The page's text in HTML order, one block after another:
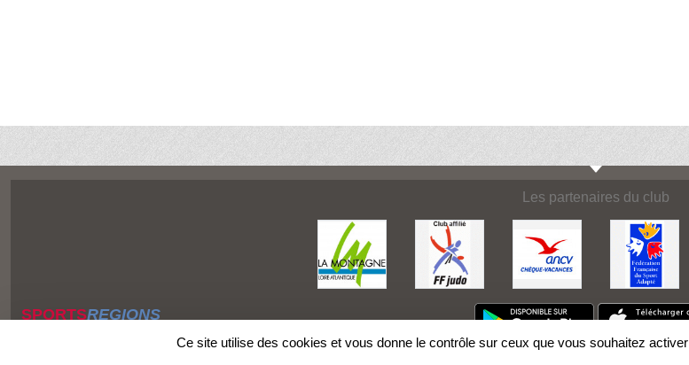
Les partenaires du club
SPORTSREGIONS
Ce site utilise des cookies et vous donne le contrôle sur ceux que vous souhaitez activer